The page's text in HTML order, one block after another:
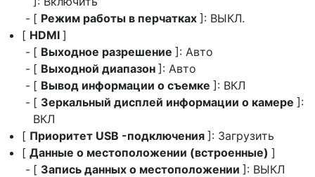
[ Режим работы в перчатках ]: ВЫКЛ.
[ HDMI ]
[ Выходное разрешение ]: Авто
[ Выходной диапазон ]: Авто
[ Вывод информации о съемке ]: ВКЛ
[ Зеркальный дисплей информации о камере ]:
ВКЛ
[ Приоритет USB -подключения ]: Загрузить
[ Данные о местоположении (встроенные) ]
[ Запись данных о местоположении ]: ВЫКЛ